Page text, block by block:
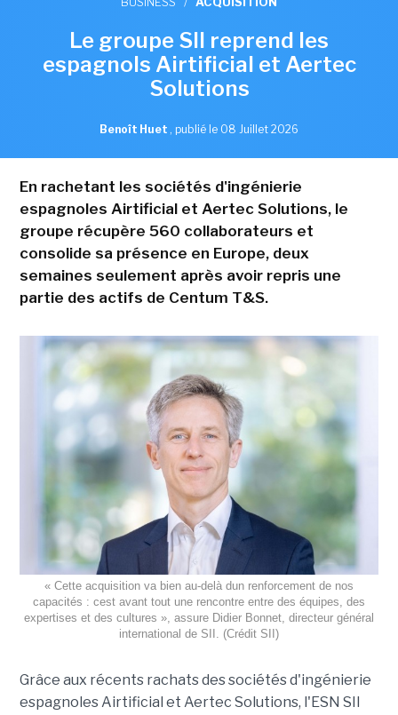
Le groupe SII reprend les
espagnols Airtificial et Aertec
Solutions
Benoît Huet , publié le 08 Juillet 2026
En rachetant les sociétés d'ingénierie
espagnoles Airtificial et Aertec Solutions, le
groupe récupère 560 collaborateurs et
consolide sa présence en Europe, deux
semaines seulement après avoir repris une
partie des actifs de Centum T&S.
« Cette acquisition va bien au-delà dun renforcement de nos
capacités : cest avant tout une rencontre entre des équipes, des
expertises et des cultures », assure Didier Bonnet, directeur général
international de SII. (Crédit SII)
Grâce aux récents rachats des sociétés d'ingénierie
espagnoles Airtificial et Aertec Solutions, l'ESN SII